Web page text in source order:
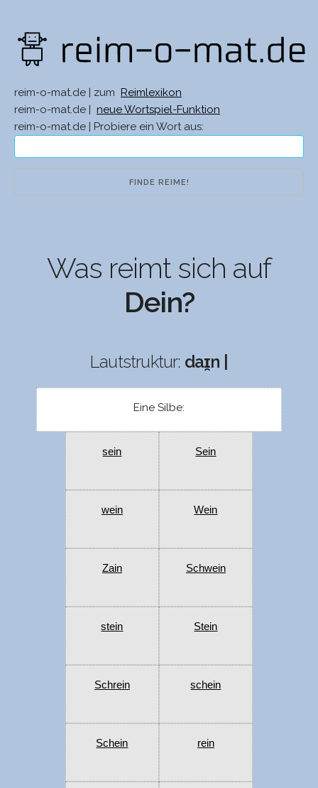
reim-o-mat.de | zum
Reimlexikon
reim-o-mat.de |
neue Wortspiel-Funktion
reim-o-mat.de | Probiere ein Wort aus:
Was reimt sich auf
Dein?
Lautstruktur: daɪ̯n |
Eine Silbe:
sein Sein
wein Wein
Zain Schwein
stein Stein
Schrein schein
Schein rein